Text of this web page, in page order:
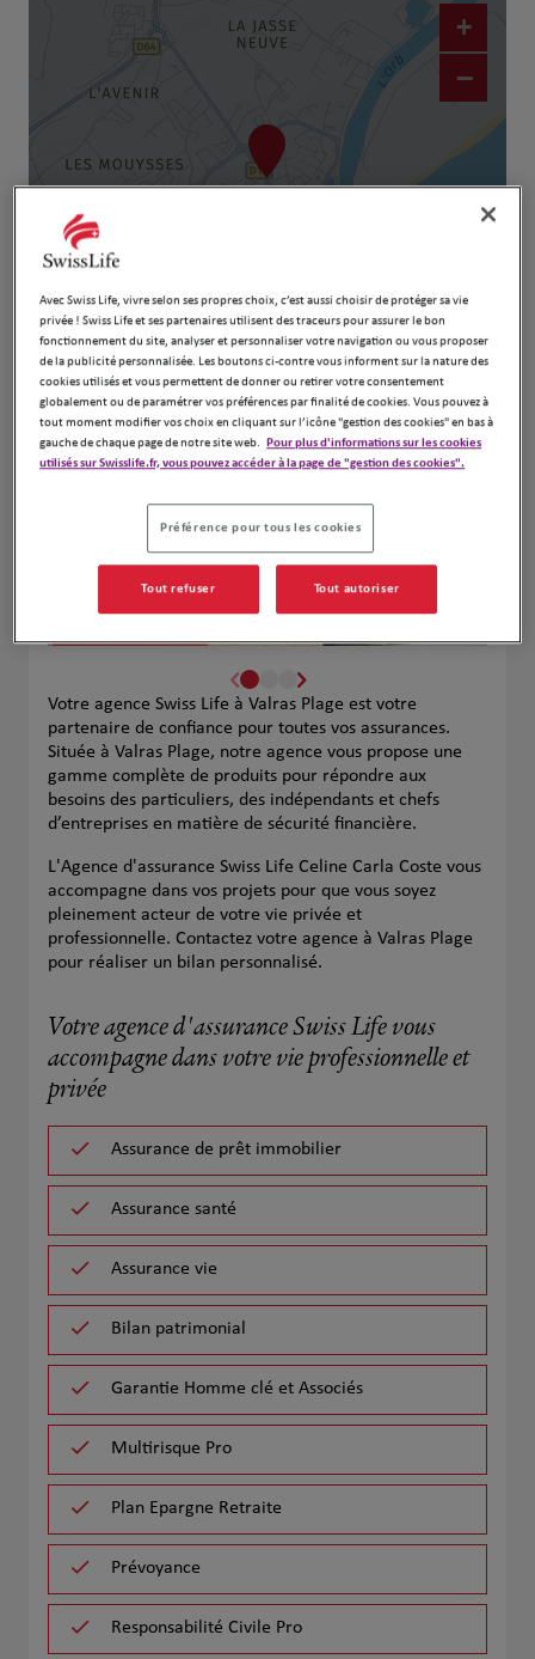
+
−
Leaflet| Map ©2026HERE
Naviguer Itinéraire
Votre agence Swiss Life à Valras Plage est votre
partenaire de confiance pour toutes vos assurances.
Située à Valras Plage, notre agence vous propose une
gamme complète de produits pour répondre aux
besoins des particuliers, des indépendants et chefs
d’entreprises en matière de sécurité financière.
L'Agence d'assurance Swiss Life Celine Carla Coste vous
accompagne dans vos projets pour que vous soyez
pleinement acteur de votre vie privée et
professionnelle. Contactez votre agence à Valras Plage
pour réaliser un bilan personnalisé.
Votre agence d'assurance Swiss Life vous
accompagne dans votre vie professionnelle et
privée
Assurance de prêt immobilier
Assurance santé
Assurance vie
Bilan patrimonial
Garantie Homme clé et Associés
Multirisque Pro
Plan Epargne Retraite
Prévoyance
Responsabilité Civile Pro
Avec Swiss Life, vivre selon ses propres choix, c’est aussi choisir de protéger sa vie
privée ! Swiss Life et ses partenaires utilisent des traceurs pour assurer le bon
fonctionnement du site, analyser et personnaliser votre navigation ou vous proposer
de la publicité personnalisée. Les boutons ci-contre vous informent sur la nature des
cookies utilisés et vous permettent de donner ou retirer votre consentement
globalement ou de paramétrer vos préférences par finalité de cookies. Vous pouvez à
tout moment modifier vos choix en cliquant sur l’icône "gestion des cookies" en bas à
gauche de chaque page de notre site web. Pour plus d'informations sur les cookies
utilisés sur Swisslife.fr, vous pouvez accéder à la page de "gestion des cookies".
Préférence pour tous les cookies
Tout refuser Tout autoriser